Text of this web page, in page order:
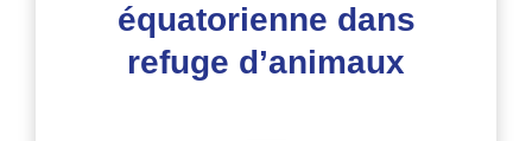
équatorienne dans
refuge d’animaux